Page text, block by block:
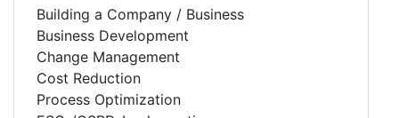
Building a Company / Business
Business Development
Change Management
Cost Reduction
Process Optimization